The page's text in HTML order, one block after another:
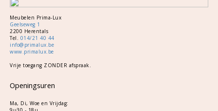
Meubelen Prima-Lux
Geelseweg 1
2200 Herentals
Tel. 014/21 40 44
info@primalux.be
www.primalux.be
Vrije toegang ZONDER afspraak.
Openingsuren
Ma, Di, Woe en Vrijdag: